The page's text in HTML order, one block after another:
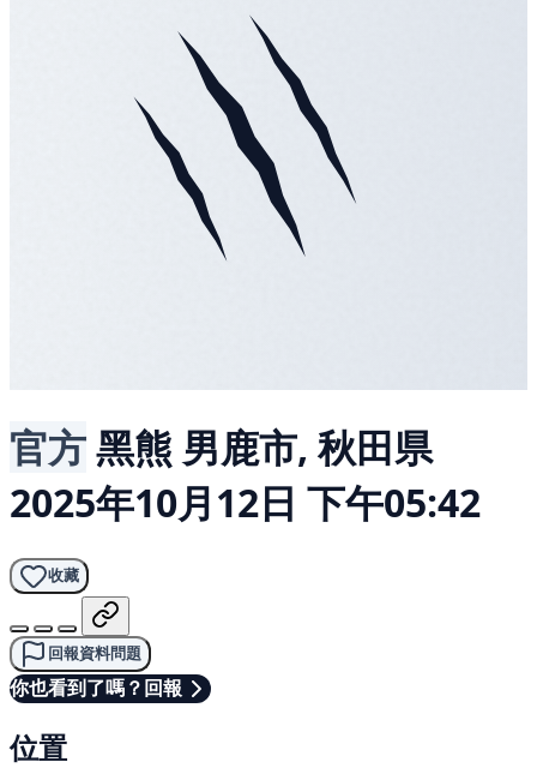
官方黑熊 男鹿市, 秋田県
2025年10月12日 下午05:42
收藏
回報資料問題
你也看到了嗎？回報
位置